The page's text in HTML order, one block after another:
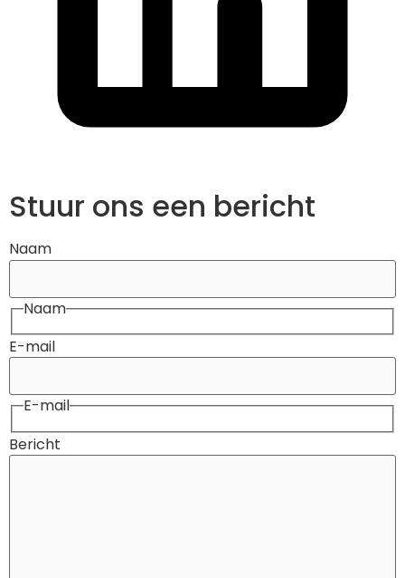
Stuur ons een bericht
Naam
Naam
E-mail
E-mail
Bericht